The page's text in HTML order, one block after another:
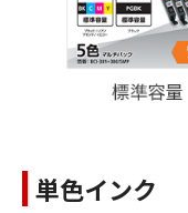
単色インク